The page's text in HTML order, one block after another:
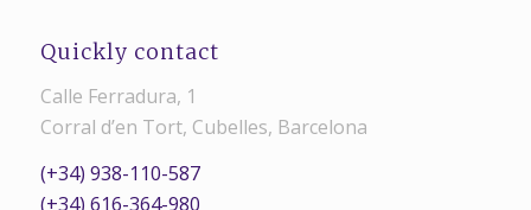
Quickly contact
Calle Ferradura, 1
Corral d’en Tort, Cubelles, Barcelona
(+34) 938-110-587
(+34) 616-364-980